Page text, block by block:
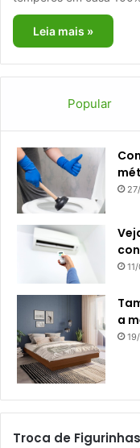
Leia mais »
Popular
a
Troca de Figurinhas